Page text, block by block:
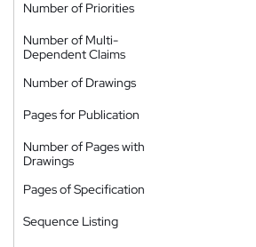
Number of Priorities
Number of Multi-
Dependent Claims
Number of Drawings
Pages for Publication
Number of Pages with
Drawings
Pages of Specification
Sequence Listing